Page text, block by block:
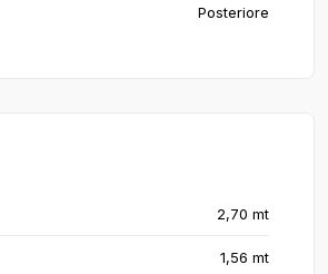
Posteriore
2,70 mt
1,56 mt